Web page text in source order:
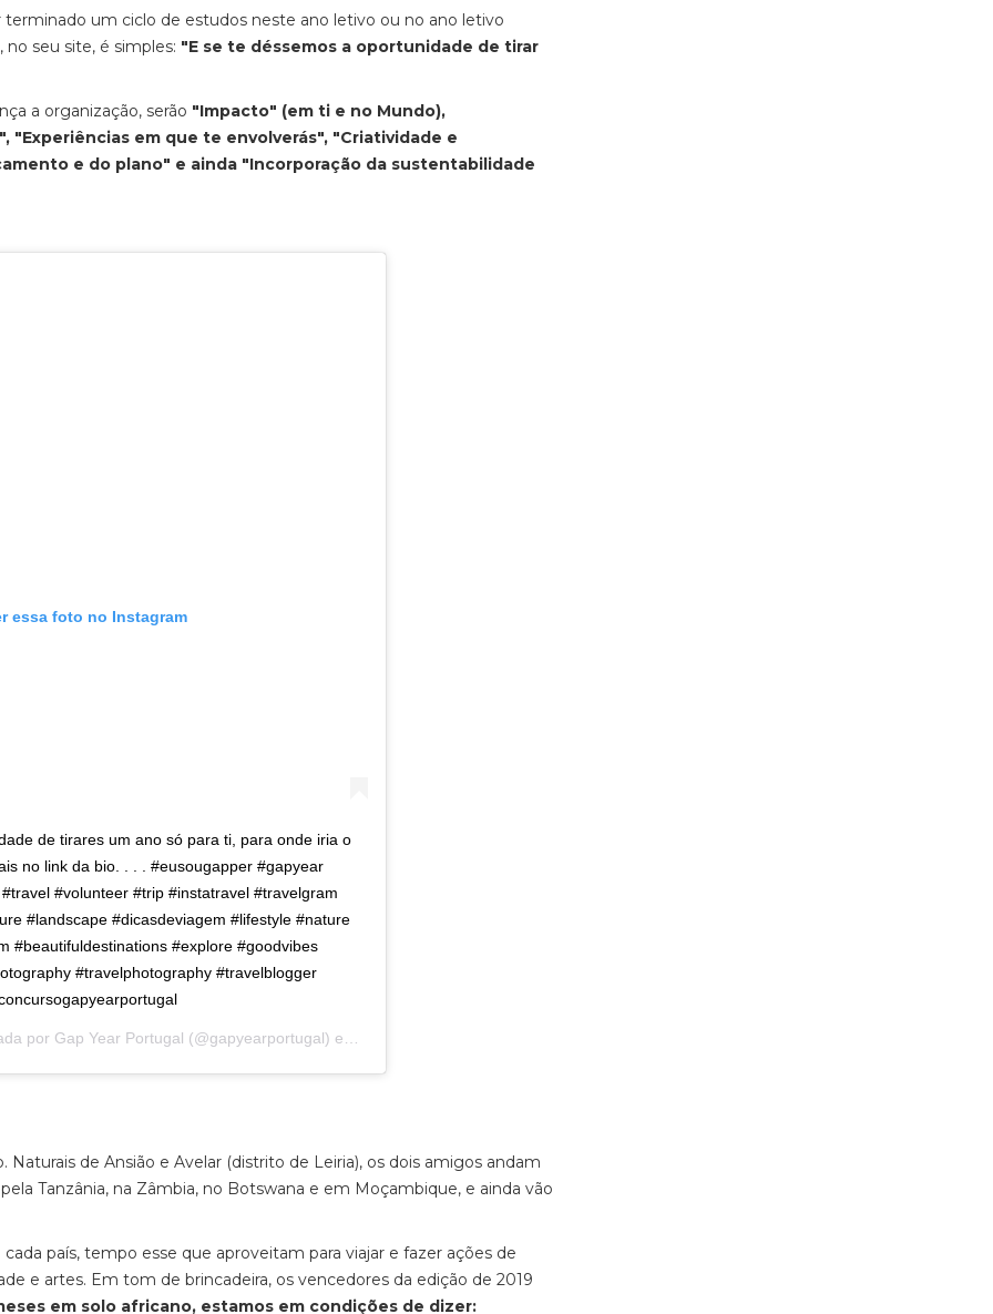
um ciclo de estudos neste ano letivo ou no ano letivo
no seu site, é simples: "E se te déssemos a oportunidade de tirar
a organização, serão "Impacto" (em ti e no Mundo),
em que te envolverás", "Criatividade e
e do plano" e ainda "Incorporação da sustentabilidade
essa foto no Instagram
de tirares um ano só para ti, para onde iria o
no link da bio. . . . #eusougapper #gapyear
#volunteer #trip #instatravel #travelgram
#landscape #dicasdeviagem #lifestyle #nature
#beautifuldestinations #explore #goodvibes
#travelphotography #travelblogger
por Gap Year Portugal (@gapyearportugal) em
de Ansião e Avelar (distrito de Leiria), os dois amigos andam
Tanzânia, na Zâmbia, no Botswana e em Moçambique, e ainda vão
país, tempo esse que aproveitam para viajar e fazer ações de
e artes. Em tom de brincadeira, os vencedores da edição de 2019
em solo africano, estamos em condições de dizer: